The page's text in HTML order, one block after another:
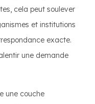
cela peut soulever
et institutions
exacte.
une demande
une couche